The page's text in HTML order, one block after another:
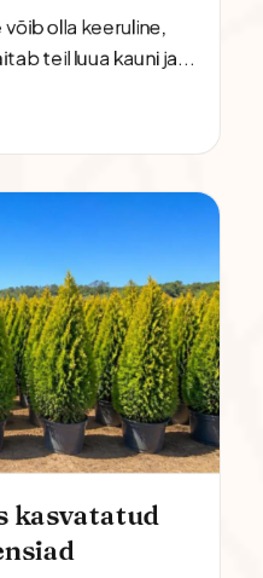
olla keeruline,
teil luua kauni ja...
kasvatatud